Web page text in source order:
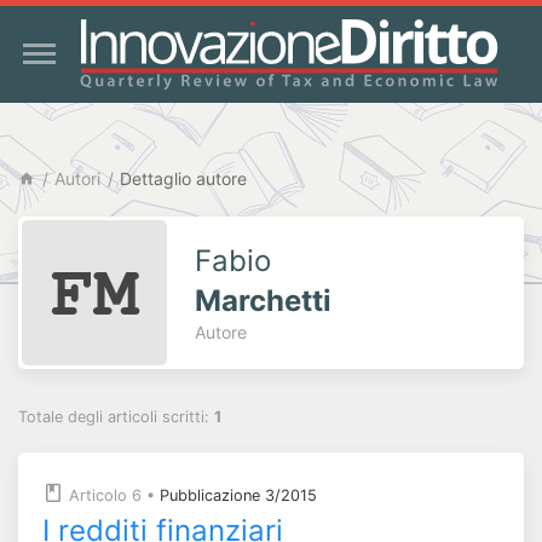
Autori Dettaglio autore
Fabio
Marchetti
Autore
Totale degli articoli scritti: 1
Articolo 6 • Pubblicazione 3/2015
I redditi finanziari